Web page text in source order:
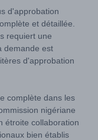
d'approbation
et détaillée.
requiert une
demande est
d'approbation
complète dans les
nigériane
étroite collaboration
bien établis